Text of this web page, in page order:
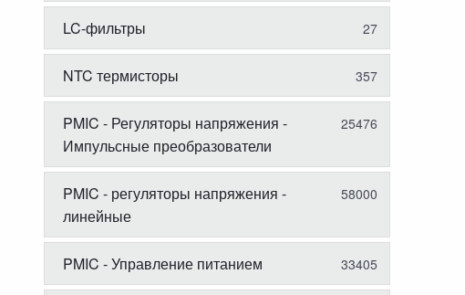
LC-фильтры 27
NTC термисторы 357
PMIC - Регуляторы напряжения -
Импульсные преобразователи
25476
PMIC - регуляторы напряжения -
линейные
58000
PMIC - Управление питанием 33405